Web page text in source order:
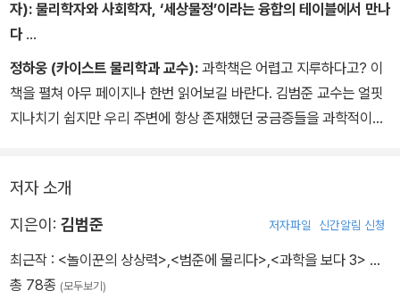
생한 국가정보원 인터넷 댓글 사건도 이런 연결망 효과를 이용해 여
론을 움직여 보려고 한 시도였다. 국정원 직원들은 한 아이디로 올린
글을 다른 아이디로 인용하고, 그것을 또 다른 아이디로 다른 곳에 퍼
나르는 일을 반복하면서 마치 그 내용이 사실이며 많은 사람으로부터
관심을 받는 것처럼 호도했다. 특정 뉴스가 실시간 뉴스 검색 상위에
그 이유로 더 많이 팔리는 효과를 노린 것이다. 국민 세금으로 월급을
받는 이들이 열심히 퍼 나른 이런 글이 마당발에게 전해지고, 마당발
급 효과는 엄청날 수 있다.
자): 물리학자와 사회학자, ‘세상물정’이라는 융합의 테이블에서 만나
다
사회학적 질문의 대상이 되는 인간과 물리학의 질문의 대상이 되는
인간은 서로 다르지 않다. 인간은 동일하다. 단지 각 분과학문이 동일
한 대상에 대해 질문을 던지는 방법과 그 질문을 풀어가는 과정만이
집착하게 되면 어떤 일이 벌어질까? 고유한 방법을 학문 전통이라 포
현하는 순간 마법이 일어난다. 각 분과학문은 창조적인 사람조차도
표준적인 전문가로 전락시키는 제도적 장치가 된다. 그리하여 그 악
명 높은 ‘전문가 바보’가 태어난다.
정하웅 (카이스트 물리학과 교수): 과학책은 어렵고 지루하다고? 이
책을 펼쳐 아무 페이지나 한번 읽어보길 바란다. 김범준 교수는 얼핏
지나치기 쉽지만 우리 주변에 항상 존재했던 궁금증들을 과학적이고
받아 마땅한 과학해설서이다.
저자 소개
지은이: 김범준 저자파일 신간알림 신청
최근작 : <놀이꾼의 상상력>,<범준에 물리다>,<과학을 보다 3> …
총 78종 (모두보기)